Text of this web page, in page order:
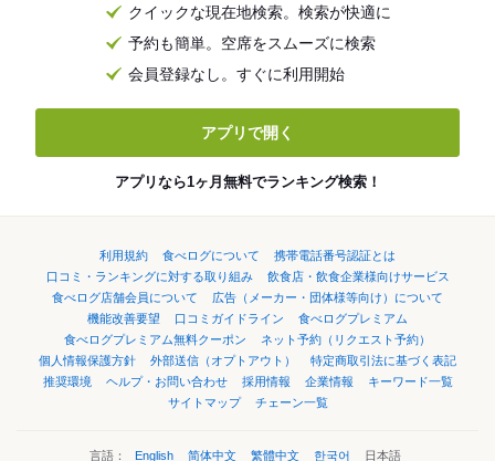
クイックな現在地検索。検索が快適に
予約も簡単。空席をスムーズに検索
会員登録なし。すぐに利用開始
アプリで開く
アプリなら1ヶ月無料でランキング検索！
利用規約 食べログについて
携帯電話番号認証とは
口コミ・ランキングに対する取り組み
飲食店・飲食企業様向けサービス
食べログ店舗会員について
広告（メーカー・団体様等向け）について
機能改善要望
口コミガイドライン
食べログプレミアム
食べログプレミアム無料クーポン
ネット予約（リクエスト予約）
個人情報保護方針
外部送信（オプトアウト）
特定商取引法に基づく表記
推奨環境
ヘルプ・お問い合わせ 採用情報 企業情報
キーワード一覧
サイトマップ
チェーン一覧
言語： English 简体中文 繁體中文 한국어 日本語